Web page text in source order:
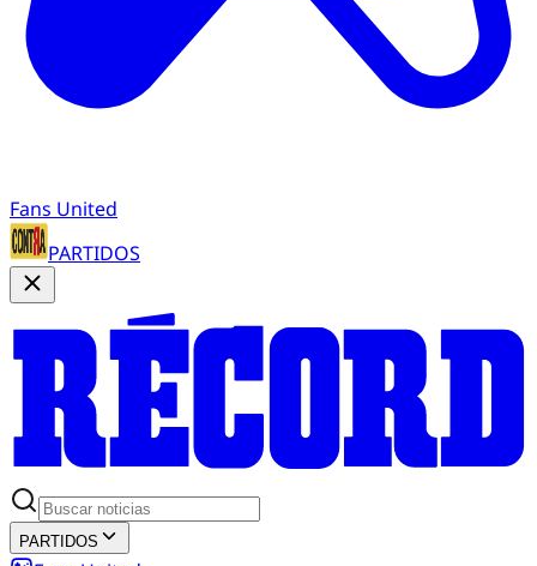
Fans United
PARTIDOS
PARTIDOS